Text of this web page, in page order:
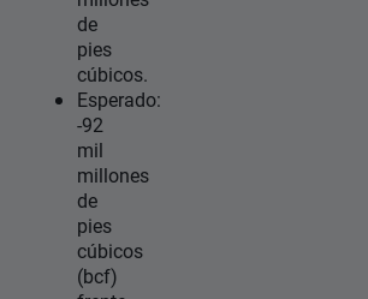
de
pies
cúbicos.
Esperado:
-92
mil
millones
de
pies
cúbicos
(bcf)